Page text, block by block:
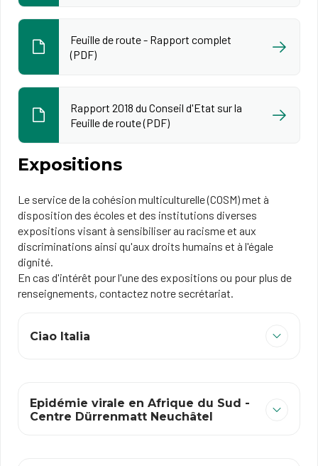
Feuille de route - Rapport complet
(PDF)
Rapport 2018 du Conseil d'Etat sur la
Feuille de route (PDF)
Expositions
Le service de la cohésion multiculturelle (COSM) met à
disposition des écoles et des institutions diverses
expositions visant à sensibiliser au racisme et aux
discriminations ainsi qu'aux droits humains et à l'égale
dignité.
En cas d'intérêt pour l'une des expositions ou pour plus de
renseignements, contactez notre secrétariat.
Ciao Italia
Epidémie virale en Afrique du Sud -
Centre Dürrenmatt Neuchâtel